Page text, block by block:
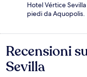
Hotel Vértice
piedi da Aquopolis.
Recensioni
Recensioni
Sevilla